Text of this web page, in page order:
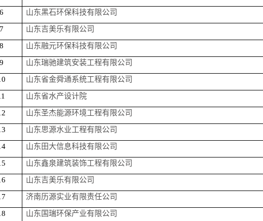
山东黑石环保科技有限公司
山东吉美乐有限公司
山东融元环保科技有限公司
山东瑞驰建筑安装工程有限公司
山东省金舜通系统工程有限公司
山东省水产设计院
山东圣杰能源环境工程有限公司
山东思源水业工程有限公司
山东田大信息科技有限公司
山东鑫泉建筑装饰工程有限公司
山东吉美乐有限公司
济南历源实业有限责任公司
山东国瑞环保产业有限公司